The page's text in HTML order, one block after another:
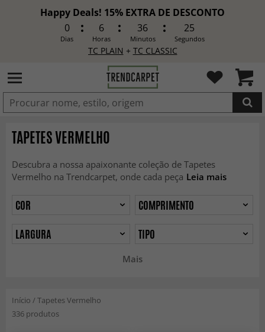
Happy Deals! 15% EXTRA DE DESCONTO
0
Dias
6
Horas
36
Minutos
23
Segundos
TC PLAIN + TC CLASSIC
TAPETES VERMELHO
Descubra a nossa apaixonante coleção de Tapetes
Vermelho na Trendcarpet, onde cada peça Leia mais
Mais
COR
COMPRIMENTO
LARGURA
TIPO
Início /Tapetes Vermelho
336 produtos